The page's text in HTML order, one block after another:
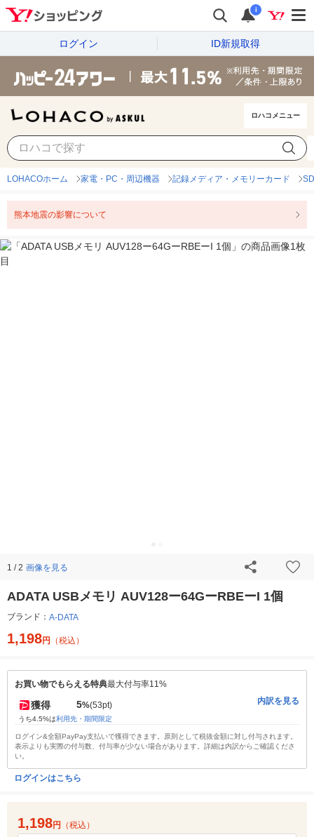
i
ログイン ID新規取得
ロハコメニュー
LOHACOホーム 家電・PC・周辺機器 記録メディア・メモリーカード
熊本地震の影響について
1 / 2 画像を見る
ADATA USBメモリ AUV128ー64GーRBEーI 1個
ブランド： A-DATA
1,198円 （税込）
お買い物でもらえる特典最大付与率11%
獲得 5%(53pt)
うち4.5%は利用先・期間限定
内訳を見る
ログイン&全額PayPay支払いで獲得できます。原則として税抜金額に対し付与されます。
表示よりも実際の付与数、付与率が少ない場合があります。詳細は内訳からご確認くださ
い。
ログインはこちら
1,198円 （税込）